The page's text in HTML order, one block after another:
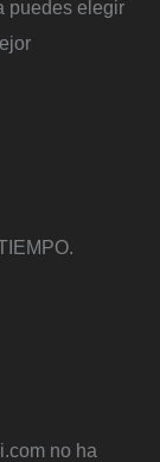
puedes elegir
no ha